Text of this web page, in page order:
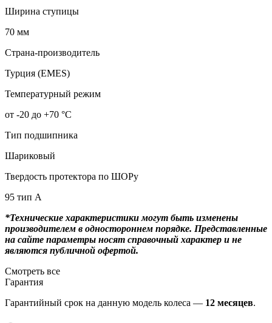
Ширина ступицы
70 мм
Страна-производитель
Турция (EMES)
Температурный режим
от -20 до +70 °С
Тип подшипника
Шариковый
Твердость протектора по ШОРу
95 тип А
*Технические характеристики могут быть изменены
производителем в одностороннем порядке. Представленные
на сайте параметры носят справочный характер и не
являются публичной офертой.
Смотреть все
Гарантия
Гарантийный срок на данную модель колеса — 12 месяцев.